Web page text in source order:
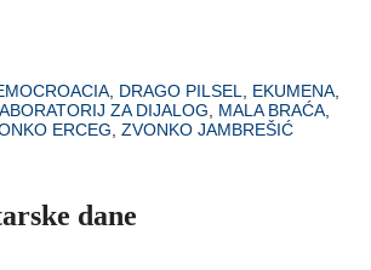
, DRAGO PILSEL, EKUMENA,
ZA DIJALOG, MALA BRAĆA,
ERCEG, ZVONKO JAMBREŠIĆ
dane